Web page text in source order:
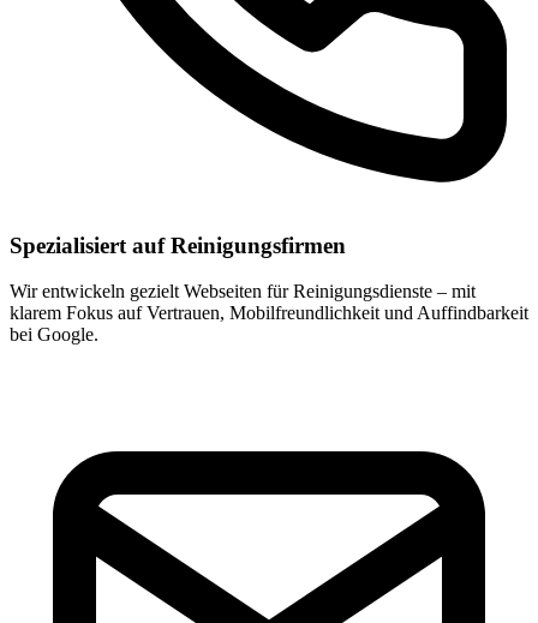
Spezialisiert auf Reinigungsfirmen
Wir entwickeln gezielt Webseiten für Reinigungsdienste – mit
klarem Fokus auf Vertrauen, Mobilfreundlichkeit und Auffindbarkeit
bei Google.